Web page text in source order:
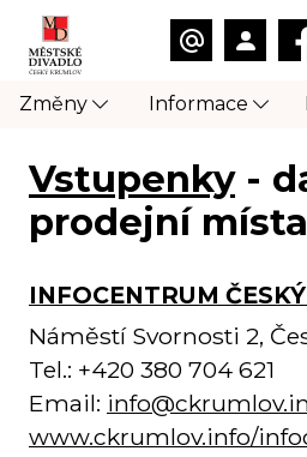
Změny Informace
Vstupenky-
prodejní místa
INFOCENTRUM
Náměstí Svornosti 2,
Tel.: +420 380 704 621
Email:
www.ckrumlov.info/